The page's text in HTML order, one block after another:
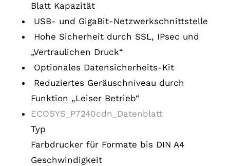
Blatt Kapazität
USB- und GigaBit-Netzwerkschnittstelle
Hohe Sicherheit durch SSL, IPsec und
„Vertraulichen Druck“
Optionales Datensicherheits-Kit
Reduziertes Geräuschniveau durch
Funktion „Leiser Betrieb“
ECOSYS_P7240cdn_Datenblatt
Typ
Farbdrucker für Formate bis DIN A4
Geschwindigkeit